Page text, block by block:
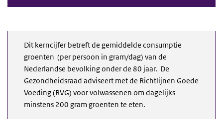
Dit kerncijfer betreft de gemiddelde consumptie
groenten (per persoon in gram/dag) van de
Nederlandse bevolking onder de 80 jaar. De
Gezondheidsraad adviseert met de Richtlijnen Goede
Voeding (RVG) voor volwassenen om dagelijks
minstens 200 gram groenten te eten.